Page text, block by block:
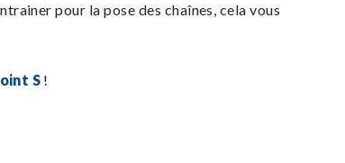
pour la pose des chaînes, cela vous
S !